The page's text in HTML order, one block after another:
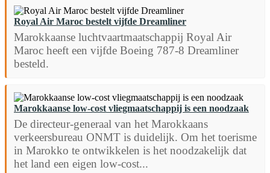
Royal Air Maroc bestelt vijfde Dreamliner
Marokkaanse luchtvaartmaatschappij Royal Air
Maroc heeft een vijfde Boeing 787-8 Dreamliner
besteld.
Marokkaanse low-cost vliegmaatschappij is een noodzaak
De directeur-generaal van het Marokkaans
verkeersbureau ONMT is duidelijk. Om het toerisme
in Marokko te ontwikkelen is het noodzakelijk dat
het land een eigen low-cost...